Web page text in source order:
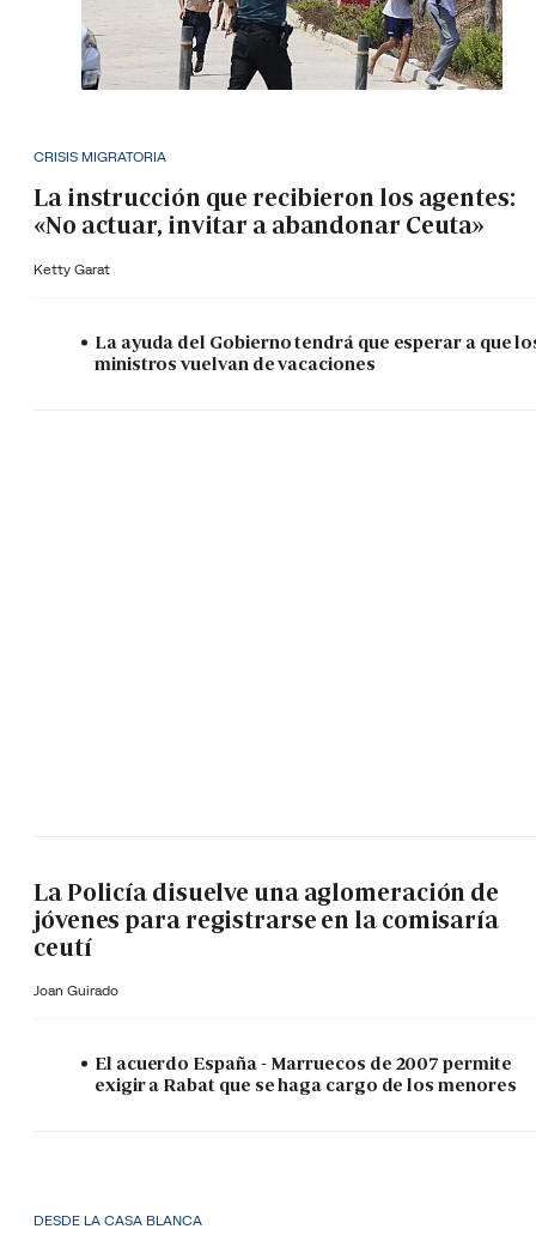
CRISIS MIGRATORIA
La instrucción que recibieron los agentes:
«No actuar, invitar a abandonar Ceuta»
Ketty Garat
La ayuda del Gobierno tendrá que esperar a que
ministros vuelvan de vacaciones
La Policía disuelve una aglomeración de
jóvenes para registrarse en la comisaría
ceutí
Joan Guirado
El acuerdo España - Marruecos de 2007 permite
exigir a Rabat que se haga cargo de los menores
DESDE LA CASA BLANCA